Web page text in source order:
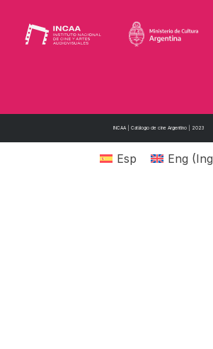
INCAA | Catálogo de cine Argentino | 2023
Esp Eng (Ing